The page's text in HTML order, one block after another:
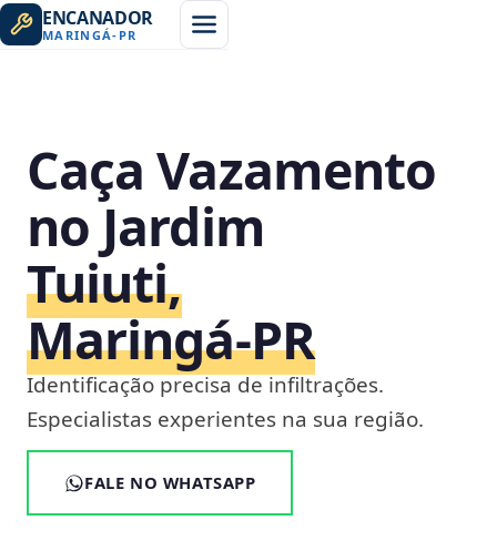
ENCANADOR
MARINGÁ- PR
Caça Vazamento
no Jardim
Tuiuti,
Maringá‑PR
Identificação precisa de infiltrações.
Especialistas experientes na sua região.
FALE NO WHATSAPP